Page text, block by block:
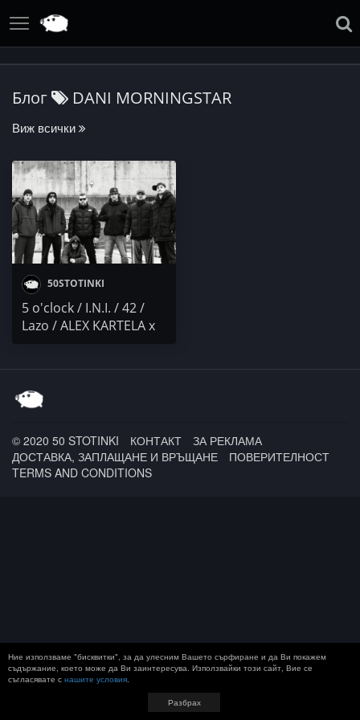
Блог DANI MORNINGSTAR
Виж всички
50STOTINKI
5 o'clock / I.N.I. / 42 /
Lazo / ALEX KARTELA x
© 2020 50 STOTINKI КОНТАКТ
ЗА РЕКЛАМА
ДОСТАВКА, ЗАПЛАЩАНЕ И ВРЪЩАНЕ
ПОВЕРИТЕЛНОСТ
TERMS AND CONDITIONS
Ние използваме "бисквитки", за да улесним Вашето сърфиране и да Ви покажем
съдържание, което може да Ви заинтересува. Използвайки този сайт, Вие се
съгласявате с нашите условия.
Разбрах